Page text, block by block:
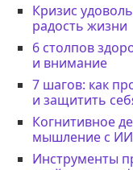
Кризис
радость жизни
6 столпов
и внимание
7 шагов: как
и защитить
Когнитивное
мышление с ИИ
Инструменты